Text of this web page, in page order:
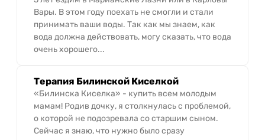
Вары. В этом году поехать не смогли и стали
принимать ваши воды. Так как мы знаем, как
вода должна действовать, могу сказать, что вода
очень хорошего...
Терапия Билинской Киселкой
«Билинска Киселка» - купить всем молодым
мамам! Родив дочку, я столкнулась с проблемой,
о которой не подозревала со старшим сыном.
Сейчас я знаю, что нужно было сразу